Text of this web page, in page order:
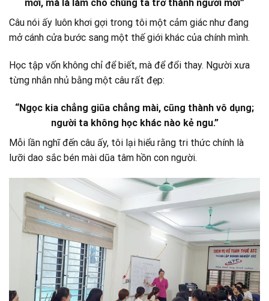
mới, mà là làm cho chúng ta trở thành người mới”
Câu nói ấy luôn khơi gợi trong tôi một cảm giác như đang
mở cánh cửa bước sang một thế giới khác của chính mình.
Học tập vốn không chỉ để biết, mà để đổi thay. Người xưa
từng nhắn nhủ bằng một câu rất đẹp:
“Ngọc kia chẳng giũa chẳng mài, cũng thành vô dụng;
người ta không học khác nào kẻ ngu.”
Mỗi lần nghĩ đến câu ấy, tôi lại hiểu rằng tri thức chính là
lưỡi dao sắc bén mài dũa tâm hồn con người.